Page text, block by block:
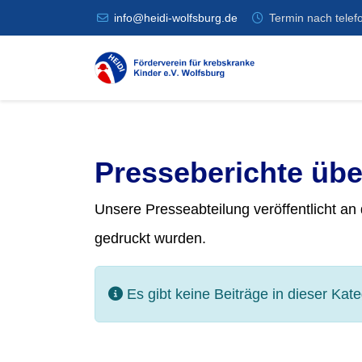
info@heidi-wolfsburg.de
Termin nach
Presseberichte
Unsere Presseabteilung veröffentlicht
gedruckt wurden.
Information
Es gibt keine Beiträge in dieser